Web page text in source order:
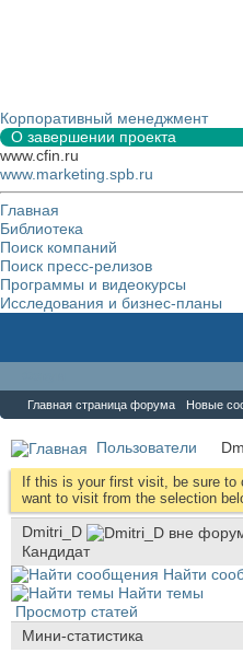
Корпоративный менеджмент
О завершении проекта
www.cfin.ru
www.marketing.spb.ru
Главная
Библиотека
Поиск компаний
Поиск пресс-релизов
Программы и видеокурсы
Исследования и бизнес-планы
Главная страница форума Новые
Пользователи
If this is your first visit, be sure to
want to visit from the selection
Dmitri_D
Кандидат
Найти
Найти темы
Просмотр статей
Мини-статистика